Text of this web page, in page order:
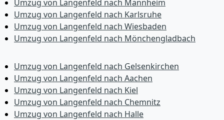
Umzug von Langenfeld nach Mannheim
Umzug von Langenfeld nach Karlsruhe
Umzug von Langenfeld nach Wiesbaden
Umzug von Langenfeld nach Mönchen­gladbach
Umzug von Langenfeld nach Gelsenkirchen
Umzug von Langenfeld nach Aachen
Umzug von Langenfeld nach Kiel
Umzug von Langenfeld nach Chemnitz
Umzug von Langenfeld nach Halle